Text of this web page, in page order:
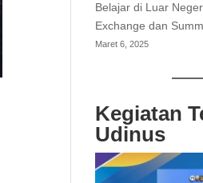
Belajar di Luar
Exchange dan
Maret 6, 2025
Kegiatan
Udinus